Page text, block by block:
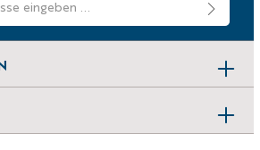
zur Kenntnis genommen
geben Sie die oben abgebildeten